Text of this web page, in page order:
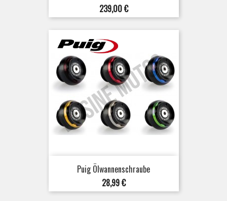
Preis
239,00 €
Puig Ölwannenschraube
Preis
28,99 €